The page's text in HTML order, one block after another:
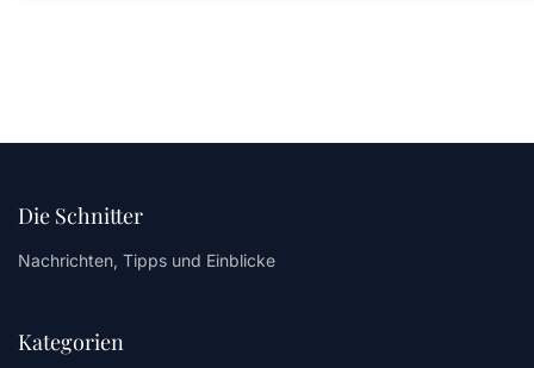
Die Schnitter
Nachrichten, Tipps und Einblicke
Kategorien